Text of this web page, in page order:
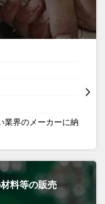
業界のメーカーに納
料等の販売